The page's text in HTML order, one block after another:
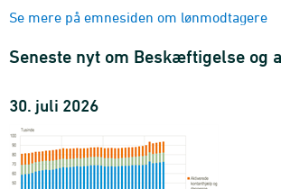
Lønmodtagere
enhed, bopælslandsdel, branche (DB25 10-
gruppering) og køn
2018K1-2026K1 - Antal
enhed, sektor (2-gruppering), alder (10-års
køn
2018K1-2026K1 - Antal
Lønmodtagere
Se mere på emnesiden om lønmodtagere
Seneste nyt om Beskæftigelse og
30. juli 2026